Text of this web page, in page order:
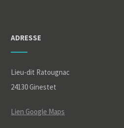
ADRESSE
Lieu-dit Ratougnac
24130 Ginestet
Lien Google Maps